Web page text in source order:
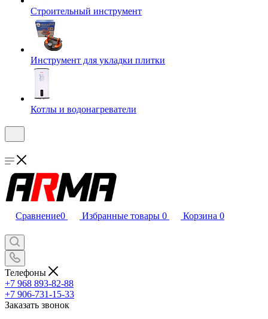
Строительный инструмент
Инструмент для укладки плитки
Котлы и водонагреватели
Сравнение0 Избранные товары 0 Корзина 0
Телефоны
+7 968 893-82-88
+7 906-731-15-33
Заказать звонок